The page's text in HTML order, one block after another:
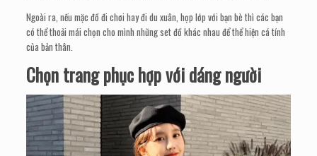
Ngoài ra, nếu mặc đồ đi chơi hay đi du xuân, họp lớp với bạn bè thì các bạn
có thể thoải mái chọn cho mình những set đồ khác nhau để thể hiện cá tính
của bản thân.
Chọn trang phục hợp với dáng người